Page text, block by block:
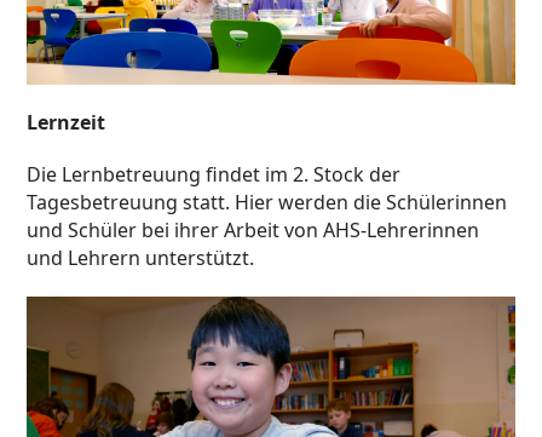
Lernzeit
Die Lernbetreuung findet im 2. Stock der
Tagesbetreuung statt. Hier werden die Schülerinnen
und Schüler bei ihrer Arbeit von AHS-Lehrerinnen
und Lehrern unterstützt.